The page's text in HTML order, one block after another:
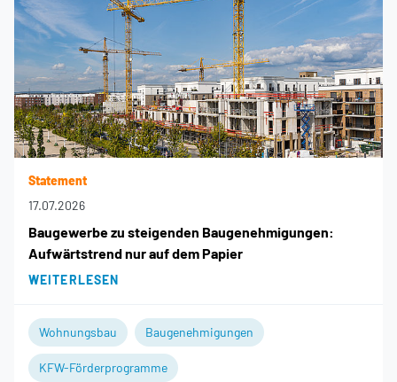
Statement
17.07.2026
Baugewerbe zu steigenden Baugenehmigungen:
Aufwärtstrend nur auf dem Papier
WEITERLESEN
Wohnungsbau Baugenehmigungen
KFW-Förderprogramme